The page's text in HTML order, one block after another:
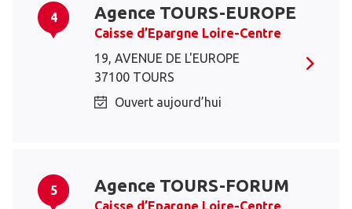
4 Agence TOURS-EUROPE
Caisse d’Epargne Loire-Centre
19, AVENUE DE L'EUROPE
37100 TOURS
Ouvert aujourd’hui
5 Agence TOURS-FORUM
Caisse d’Epargne Loire-Centre